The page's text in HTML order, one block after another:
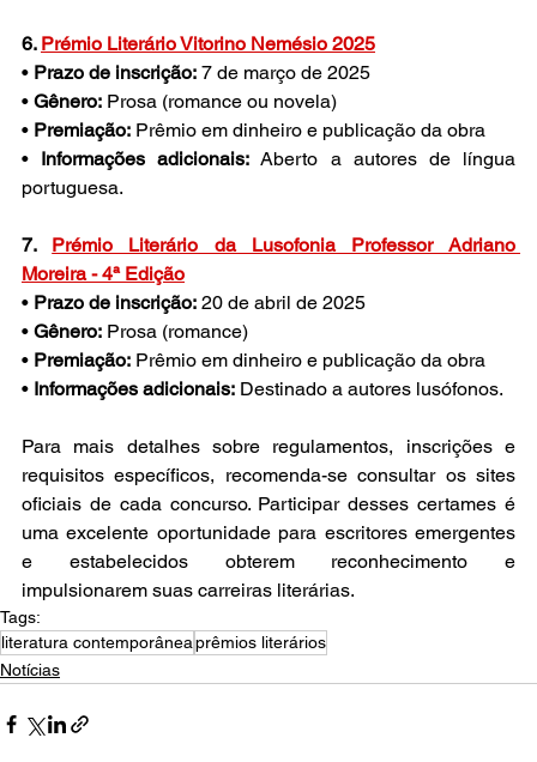
6. Prémio Literário Vitorino Nemésio 2025
• Prazo de inscrição: 7 de março de 2025
• Gênero: Prosa (romance ou novela)
• Premiação: Prêmio em dinheiro e publicação da obra
• Informações adicionais: Aberto a autores de língua
portuguesa.
7. Prémio Literário da Lusofonia Professor Adriano
Moreira - 4ª Edição
• Prazo de inscrição: 20 de abril de 2025
• Gênero: Prosa (romance)
• Premiação: Prêmio em dinheiro e publicação da obra
• Informações adicionais: Destinado a autores lusófonos.
Para mais detalhes sobre regulamentos, inscrições e
requisitos específicos, recomenda-se consultar os sites
oficiais de cada concurso. Participar desses certames é
uma excelente oportunidade para escritores emergentes
e estabelecidos obterem reconhecimento e
impulsionarem suas carreiras literárias.
Tags:
literatura contemporâneaprêmios literários
Notícias